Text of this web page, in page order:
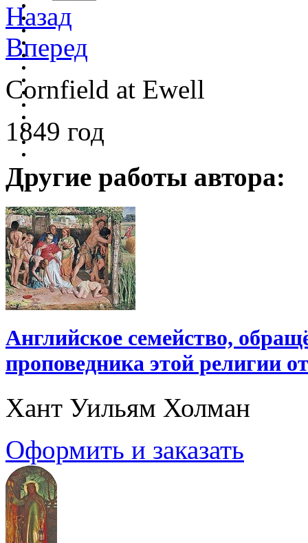
Назад
Вперед
Cornfield at Ewell
1849 год
Другие работы автора:
Английское семейство,
проповедника этой религии
Хант Уильям Холман
Оформить и заказать